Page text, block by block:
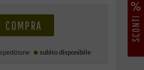
COMPRA
spedizione subito disponibile